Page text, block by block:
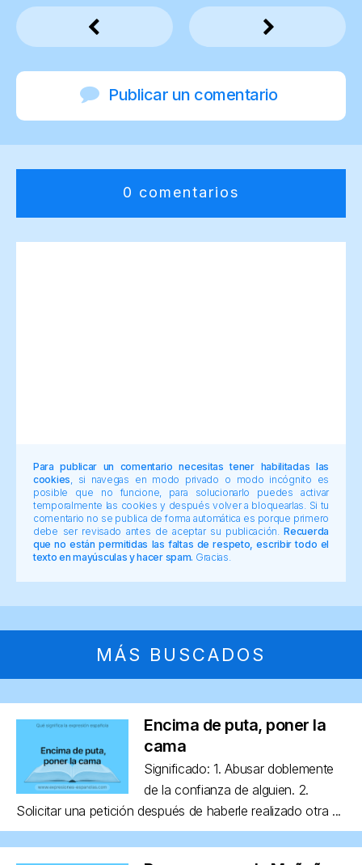
Publicar un comentario
0 comentarios
Para publicar un comentario necesitas tener habilitadas las
cookies , si navegas en modo privado o modo incógnito es
posible que no funcione, para solucionarlo puedes activar
temporalmente las cookies y después volver a bloquearlas. Si tu
comentario no se publica de forma automática es porque primero
debe ser revisado antes de aceptar su publicación.Recuerda
que no están permitidas las faltas de respeto, escribir todo el
texto en mayúsculas y hacer spam. Gracias.
MÁS BUSCADOS
Encima de puta, poner la
cama
Significado: 1. Abusar doblemente
de la confianza de alguien. 2.
Solicitar una petición después de haberle realizado otra ...